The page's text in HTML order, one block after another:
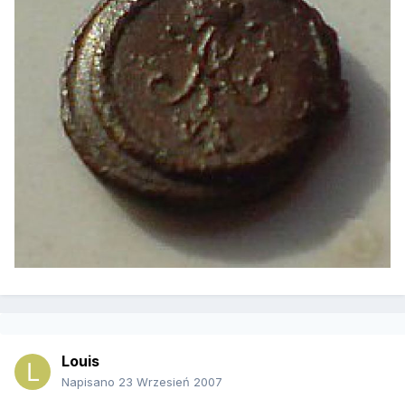
Louis
Napisano 23 Wrzesień 2007